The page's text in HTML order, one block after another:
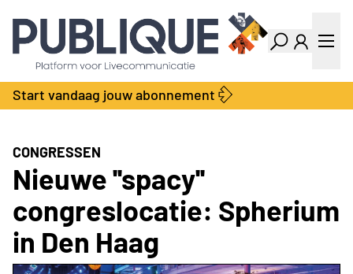
Industry Dashboard
Vacatures
Kalender
Producten
Bedrijvengids
Locatie Finder
Contact
Adverteren
Abonnementen
Start vandaag jouw abonnement
CONGRESSEN
Nieuwe ''spacy''
congreslocatie: Spherium
in Den Haag